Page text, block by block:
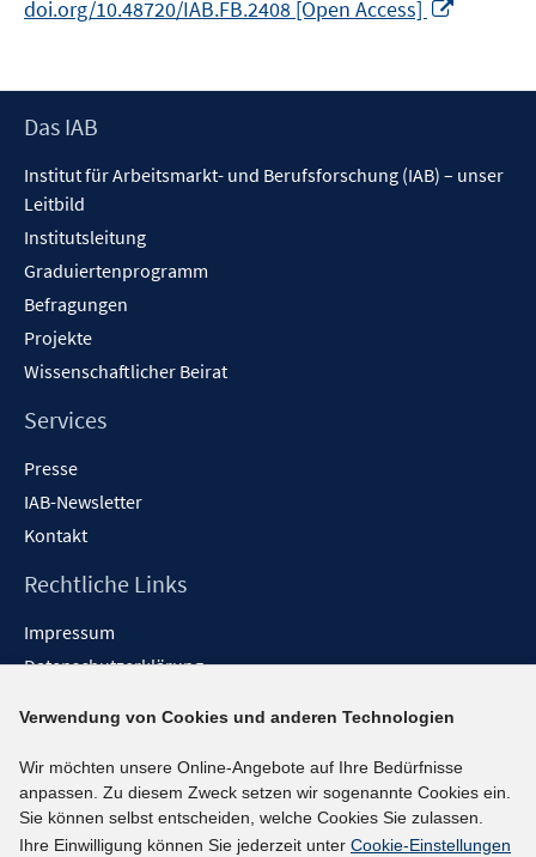
doi.org/10.48720/IAB.FB.2408 [Open Access]
öffnen
Footer
Das IAB
Institut für Arbeitsmarkt- und Berufsforschung (IAB) – unser
Leitbild
Institutsleitung
Graduiertenprogramm
Befragungen
Projekte
Wissenschaftlicher Beirat
Services
Presse
IAB-Newsletter
Kontakt
Rechtliche Links
Impressum
Datenschutzerklärung
Barrieren melden
Social-Media-Kanäle
BlueSky
Verwendung von Cookies und anderen Technologien
Wir möchten unsere Online-Angebote auf Ihre Bedürfnisse
anpassen. Zu diesem Zweck setzen wir sogenannte Cookies ein.
Sie können selbst entscheiden, welche Cookies Sie zulassen.
Ihre Einwilligung können Sie jederzeit unter Cookie-Einstellungen